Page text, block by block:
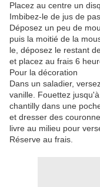
Placez au centre un
Imbibez-le de jus de
Déposez un peu de
puis la moitié de la
le, déposez le restant
et placez au frais 6
Pour la décoration
Dans un saladier,
vanille. Fouettez
chantilly dans une
et dresser des
livre au milieu pour
Réserve au frais.